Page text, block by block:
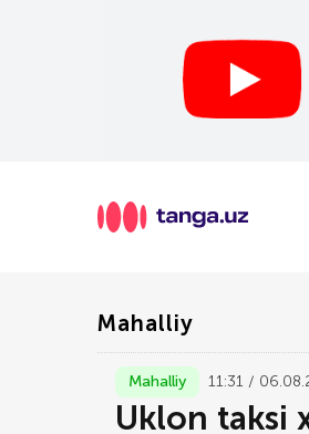
Mahalliy
Mahalliy 11:31 /
Uklon taksi